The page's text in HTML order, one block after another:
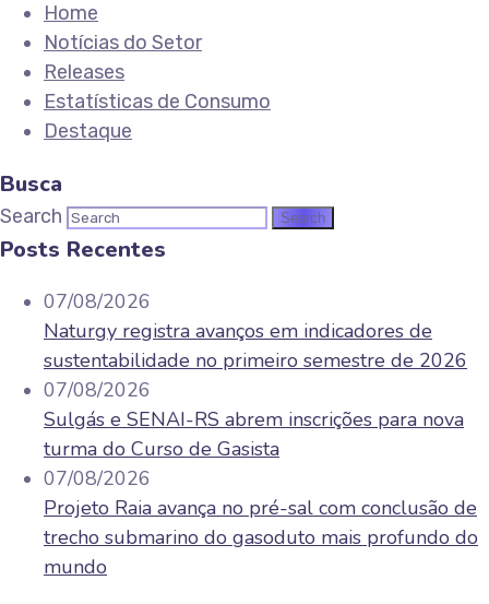
Home
Notícias do Setor
Releases
Estatísticas de Consumo
Destaque
Busca
Search
Posts Recentes
07/08/2026
Naturgy registra avanços em indicadores de
sustentabilidade no primeiro semestre de 2026
07/08/2026
Sulgás e SENAI-RS abrem inscrições para nova
turma do Curso de Gasista
07/08/2026
Projeto Raia avança no pré-sal com conclusão de
trecho submarino do gasoduto mais profundo do
mundo